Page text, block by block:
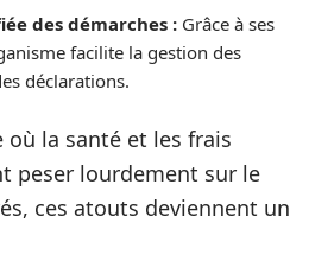
des démarches : Grâce à ses
facilite la gestion des
déclarations.
où la santé et les frais
peser lourdement sur le
ces atouts deviennent un